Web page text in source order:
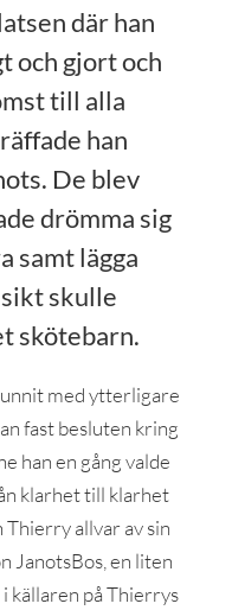
där han
och gjort och
till alla
han
De blev
drömma sig
samt lägga
skulle
skötebarn.
med ytterligare
fast besluten kring
han en gång valde
klarhet till klarhet
allvar av sin
JanotsBos, en liten
källaren på Thierrys